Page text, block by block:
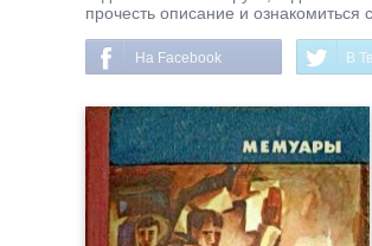
прочесть описание и ознакомиться
На Facebook В